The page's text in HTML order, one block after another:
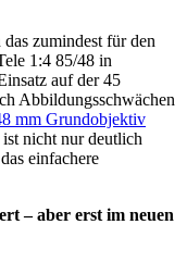
zumindest für den
1:4 85/48 in
auf der 45
Abbildungsschwächen
mm Grundobjektiv
ist nicht nur deutlich
einfachere
– aber erst im neuen